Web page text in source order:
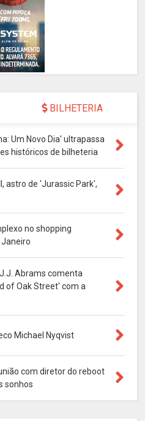
BILHETERIA
Um Novo Dia' ultrapassa
históricos de bilheteria
astro de 'Jurassic Park',
no shopping
Janeiro
Abrams comenta
of Oak Street' com a
Michael Nyqvist
com diretor do reboot
sonhos